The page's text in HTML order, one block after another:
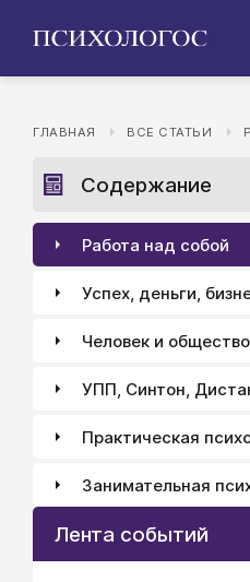
ГЛАВНАЯ ВСЕ СТАТЬИ
Содержание
Работа над собой
Успех, деньги,
Человек и общество
УПП, Синтон,
Практическая
Занимательная
Лента событий